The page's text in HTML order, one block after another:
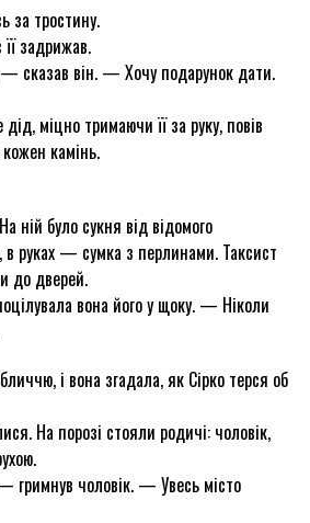
за тростину.
задрижав.
сказав він. — Хочу подарунок дати.
міцно тримаючи її за руку, повів
кожен камінь.
ній було сукня від відомого
в руках — сумка з перлинами. Таксист
до дверей.
вона його у щоку. — Ніколи
і вона згадала, як Сірко терся об
На порозі стояли родичі: чоловік,
чоловік. — Увесь місто